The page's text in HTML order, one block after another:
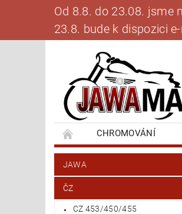
Od 8.8. do 23.08. jsme
23.8. bude k dispozici
CHROMOVÁNÍ
BANKOVNÍ SPOJENÍ
JAWA
ČZ
CZ 453/450/455